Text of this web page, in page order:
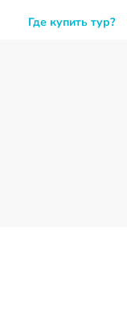
Где купить тур?